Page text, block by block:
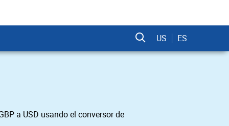
US ES
a USD usando el conversor de